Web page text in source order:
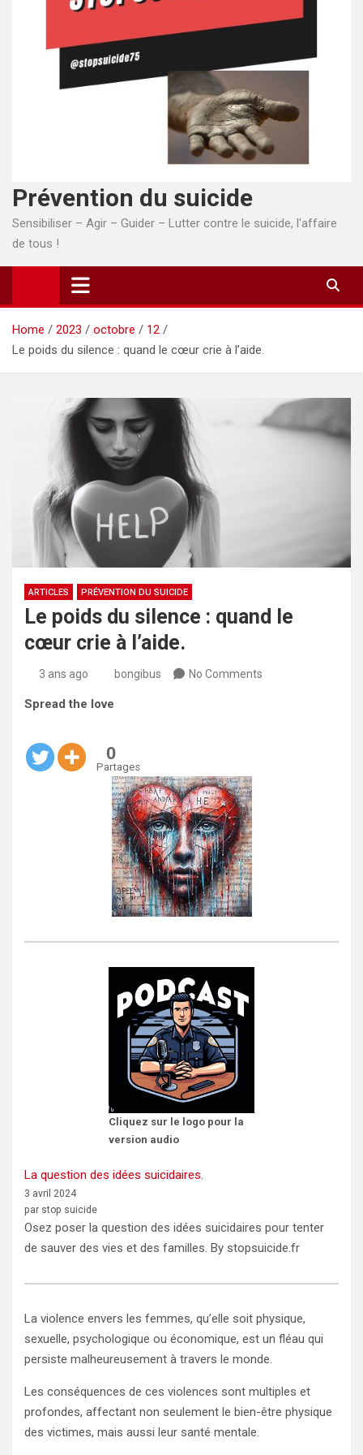
Prévention du suicide
Sensibiliser – Agir – Guider – Lutter contre le suicide, l'affaire
de tous !
Home 2023 octobre
12
Le poids du silence : quand le cœur crie à l’aide.
ARTICLES PRÉVENTION DU SUICIDE
Le poids du silence : quand le
cœur crie à l’aide.
3 ans ago bongibus No Comments
Spread the love
0
Partages
Cliquez sur le logo pour la
version audio
La question des idées suicidaires.
3 avril 2024
par stop suicide
Osez poser la question des idées suicidaires pour tenter
de sauver des vies et des familles. By stopsuicide.fr
La violence envers les femmes, qu’elle soit physique,
sexuelle, psychologique ou économique, est un fléau qui
persiste malheureusement à travers le monde.
Les conséquences de ces violences sont multiples et
profondes, affectant non seulement le bien-être physique
des victimes, mais aussi leur santé mentale.